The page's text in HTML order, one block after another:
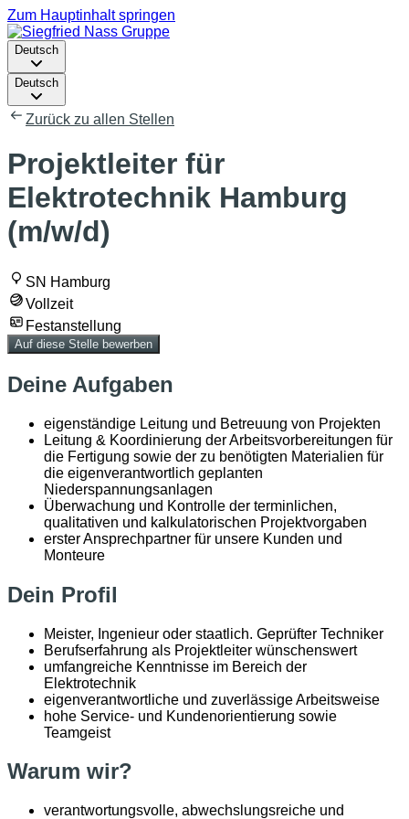
Zum Hauptinhalt springen
Deutsch
Deutsch
Zurück zu allen Stellen
Projektleiter für
Elektrotechnik Hamburg
(m/w/d)
SN Hamburg
Vollzeit
Festanstellung
Auf diese Stelle bewerben
Deine Aufgaben
eigenständige Leitung und Betreuung von Projekten
Leitung & Koordinierung der Arbeitsvorbereitungen für
die Fertigung sowie der zu benötigten Materialien für
die eigenverantwortlich geplanten
Niederspannungsanlagen
Überwachung und Kontrolle der terminlichen,
qualitativen und kalkulatorischen Projektvorgaben
erster Ansprechpartner für unsere Kunden und
Monteure
Dein Profil
Meister, Ingenieur oder staatlich. Geprüfter Techniker
Berufserfahrung als Projektleiter wünschenswert
umfangreiche Kenntnisse im Bereich der
Elektrotechnik
eigenverantwortliche und zuverlässige Arbeitsweise
hohe Service- und Kundenorientierung sowie
Teamgeist
Warum wir?
verantwortungsvolle, abwechslungsreiche und